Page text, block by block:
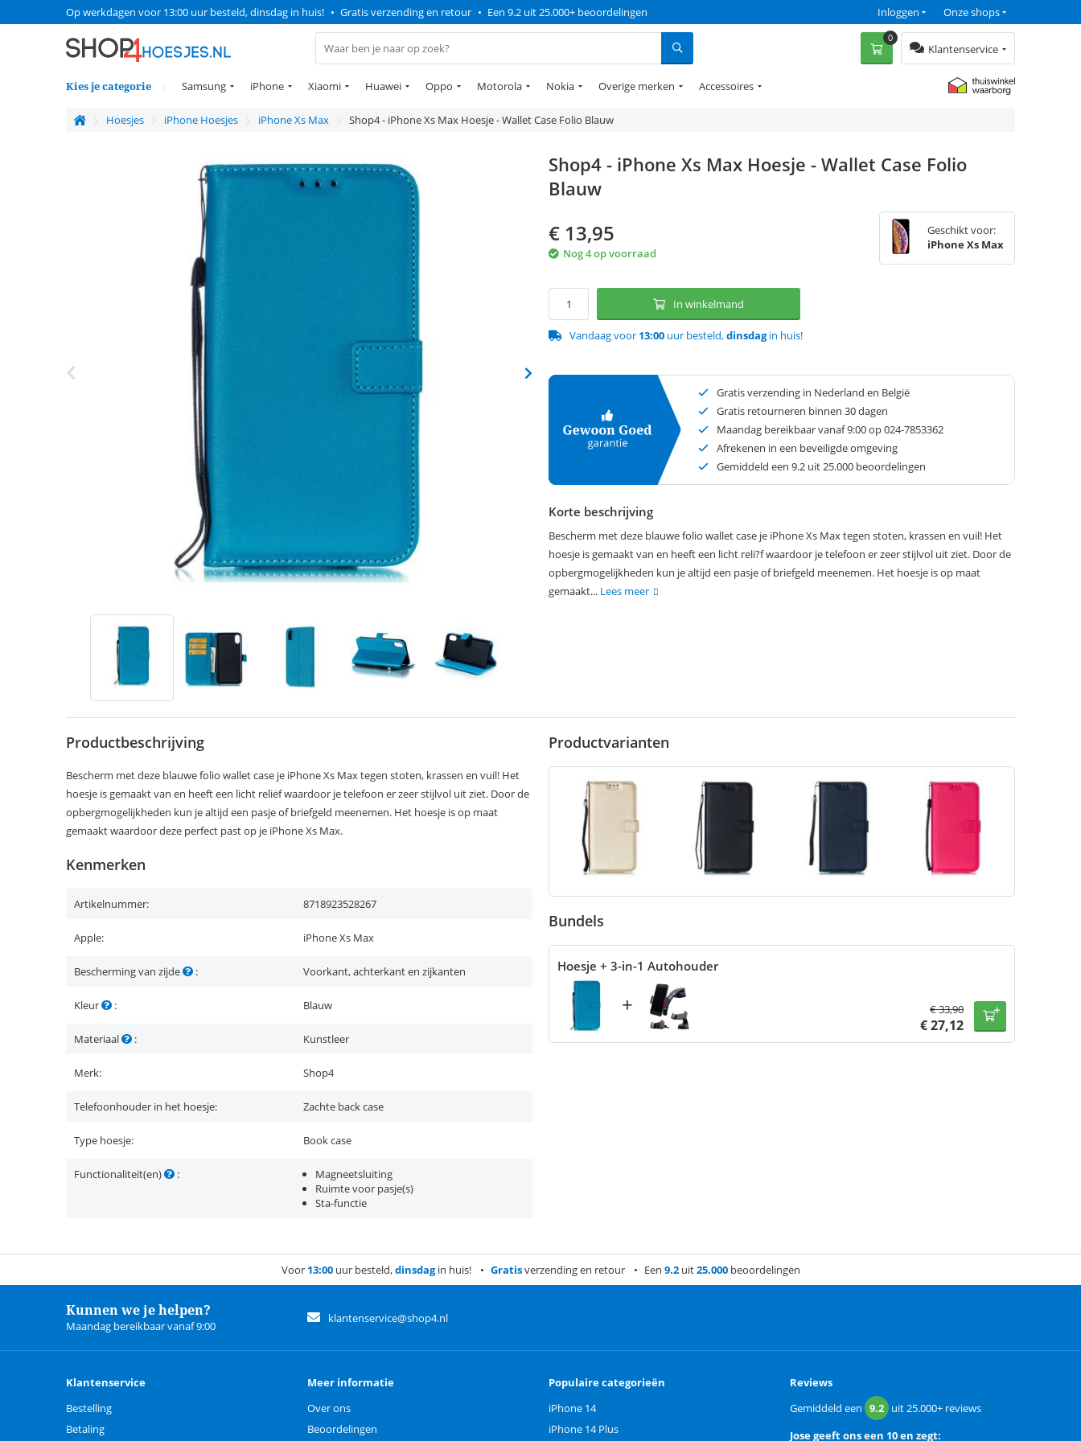
Op werkdagen voor 13:00 uur besteld, dinsdag in huis! • Gratis verzending en retour • Een 9.2 uit 25.000+ beoordelingen Onze shops
Inloggen
Klantenservice
0
Kies je categorie Samsung iPhone Xiaomi Huawei Oppo Motorola Nokia Overige merken Accessoires
Hoesjes iPhone Hoesjes iPhone Xs Max Shop4 - iPhone Xs Max Hoesje - Wallet Case Folio Blauw
Shop4 - iPhone Xs Max Hoesje - Wallet Case Folio
Blauw
€ 13,95
Nog 4 op voorraad
Geschikt voor:
iPhone Xs Max
In winkelmand
Vandaag voor 13:00 uur besteld,dinsdagin huis!
Gratis verzending in Nederland en België
Gratis retourneren binnen 30 dagen
Maandag bereikbaar vanaf 9:00 op 024-7853362
Afrekenen in een beveiligde omgeving
Gemiddeld een 9.2 uit 25.000 beoordelingen
Korte beschrijving
Bescherm met deze blauwe folio wallet case je iPhone Xs Max tegen stoten, krassen en vuil! Het
hoesje is gemaakt van en heeft een licht reli?f waardoor je telefoon er zeer stijlvol uit ziet. Door de
opbergmogelijkheden kun je altijd een pasje of briefgeld meenemen. Het hoesje is op maat
gemaakt... Lees meer
Productbeschrijving
Bescherm met deze blauwe folio wallet case je iPhone Xs Max tegen stoten, krassen en vuil! Het
hoesje is gemaakt van en heeft een licht reliëf waardoor je telefoon er zeer stijlvol uit ziet. Door de
opbergmogelijkheden kun je altijd een pasje of briefgeld meenemen. Het hoesje is op maat
gemaakt waardoor deze perfect past op je iPhone Xs Max.
Kenmerken
Artikelnummer: 8718923528267
Apple: iPhone Xs Max
Bescherming van zijde : Voorkant, achterkant en zijkanten
Kleur : Blauw
Materiaal : Kunstleer
Merk: Shop4
Telefoonhouder in het hoesje: Zachte back case
Type hoesje: Book case
Functionaliteit(en) :
Magneetsluiting
Ruimte voor pasje(s)
Sta-functie
Productvarianten
Bundels
Hoesje + 3-in-1 Autohouder
+ €33,90
€27,12
Voor 13:00uur besteld,dinsdagin huis! Gratisverzending en retour Een 9.2uit25.000beoordelingen
Kunnen we je helpen?
Maandag bereikbaar vanaf 9:00
klantenservice@shop4.nl
Klantenservice
Bestelling
Betaling
Meer informatie
Over ons
Beoordelingen
Populaire categorieën
iPhone 14
iPhone 14 Plus
Reviews
Gemiddeld een 9.2 uit25.000+ reviews
Josegeeft ons een 10 en zegt: